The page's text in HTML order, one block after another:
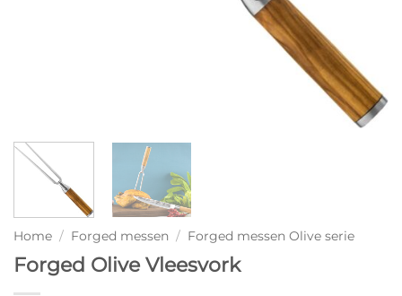
Home / Forged messen / Forged messen Olive serie
Forged Olive Vleesvork